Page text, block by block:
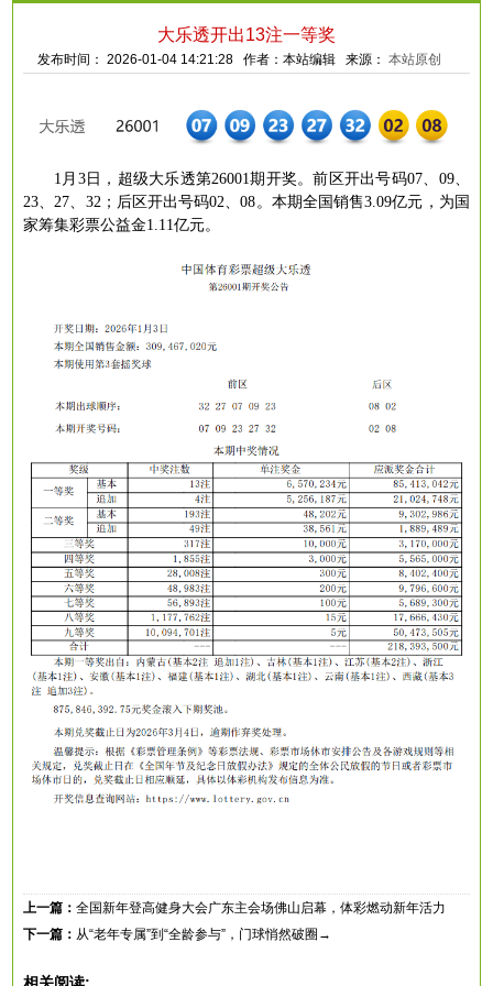
大乐透开出13注一等奖
发布时间： 2026-01-04 14:21:28 作者：本站编辑 来源：本站原创
1月3日，超级大乐透第26001期开奖。前区开出号码07、09、
23、27、32；后区开出号码02、08。本期全国销售3.09亿元，为国
家筹集彩票公益金1.11亿元。
上一篇：全国新年登高健身大会广东主会场佛山启幕，体彩燃动新年活力
下一篇： 从“老年专属”到“全龄参与”，门球悄然破圈→